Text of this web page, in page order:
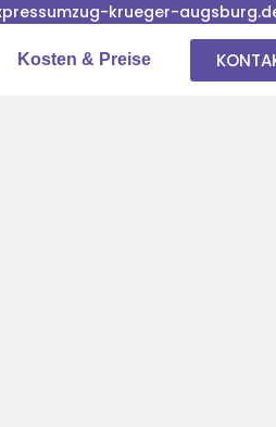
krueger-
Kosten & Preise